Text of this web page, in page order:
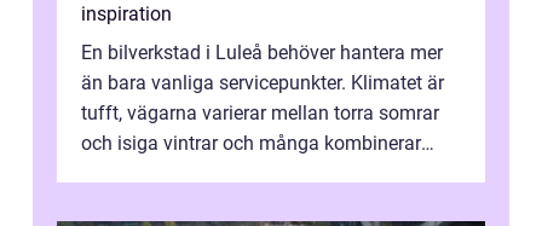
inspiration
En bilverkstad i Luleå behöver hantera mer
än bara vanliga servicepunkter. Klimatet är
tufft, vägarna varierar mellan torra somrar
och isiga vintrar och många kombinerar